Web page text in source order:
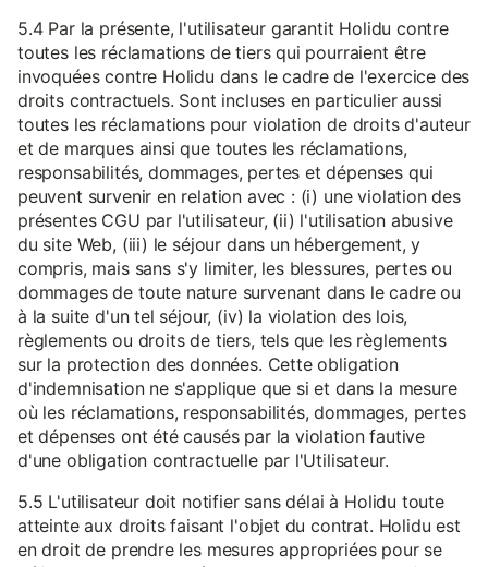
5.4 Par la présente, l'utilisateur garantit Holidu contre
toutes les réclamations de tiers qui pourraient être
invoquées contre Holidu dans le cadre de l'exercice des
droits contractuels. Sont incluses en particulier aussi
toutes les réclamations pour violation de droits d'auteur
et de marques ainsi que toutes les réclamations,
responsabilités, dommages, pertes et dépenses qui
peuvent survenir en relation avec : (i) une violation des
présentes CGU par l'utilisateur, (ii) l'utilisation abusive
du site Web, (iii) le séjour dans un hébergement, y
compris, mais sans s'y limiter, les blessures, pertes ou
dommages de toute nature survenant dans le cadre ou
à la suite d'un tel séjour, (iv) la violation des lois,
règlements ou droits de tiers, tels que les règlements
sur la protection des données. Cette obligation
d'indemnisation ne s'applique que si et dans la mesure
où les réclamations, responsabilités, dommages, pertes
et dépenses ont été causés par la violation fautive
d'une obligation contractuelle par l'Utilisateur.
5.5 L'utilisateur doit notifier sans délai à Holidu toute
atteinte aux droits faisant l'objet du contrat. Holidu est
en droit de prendre les mesures appropriées pour se